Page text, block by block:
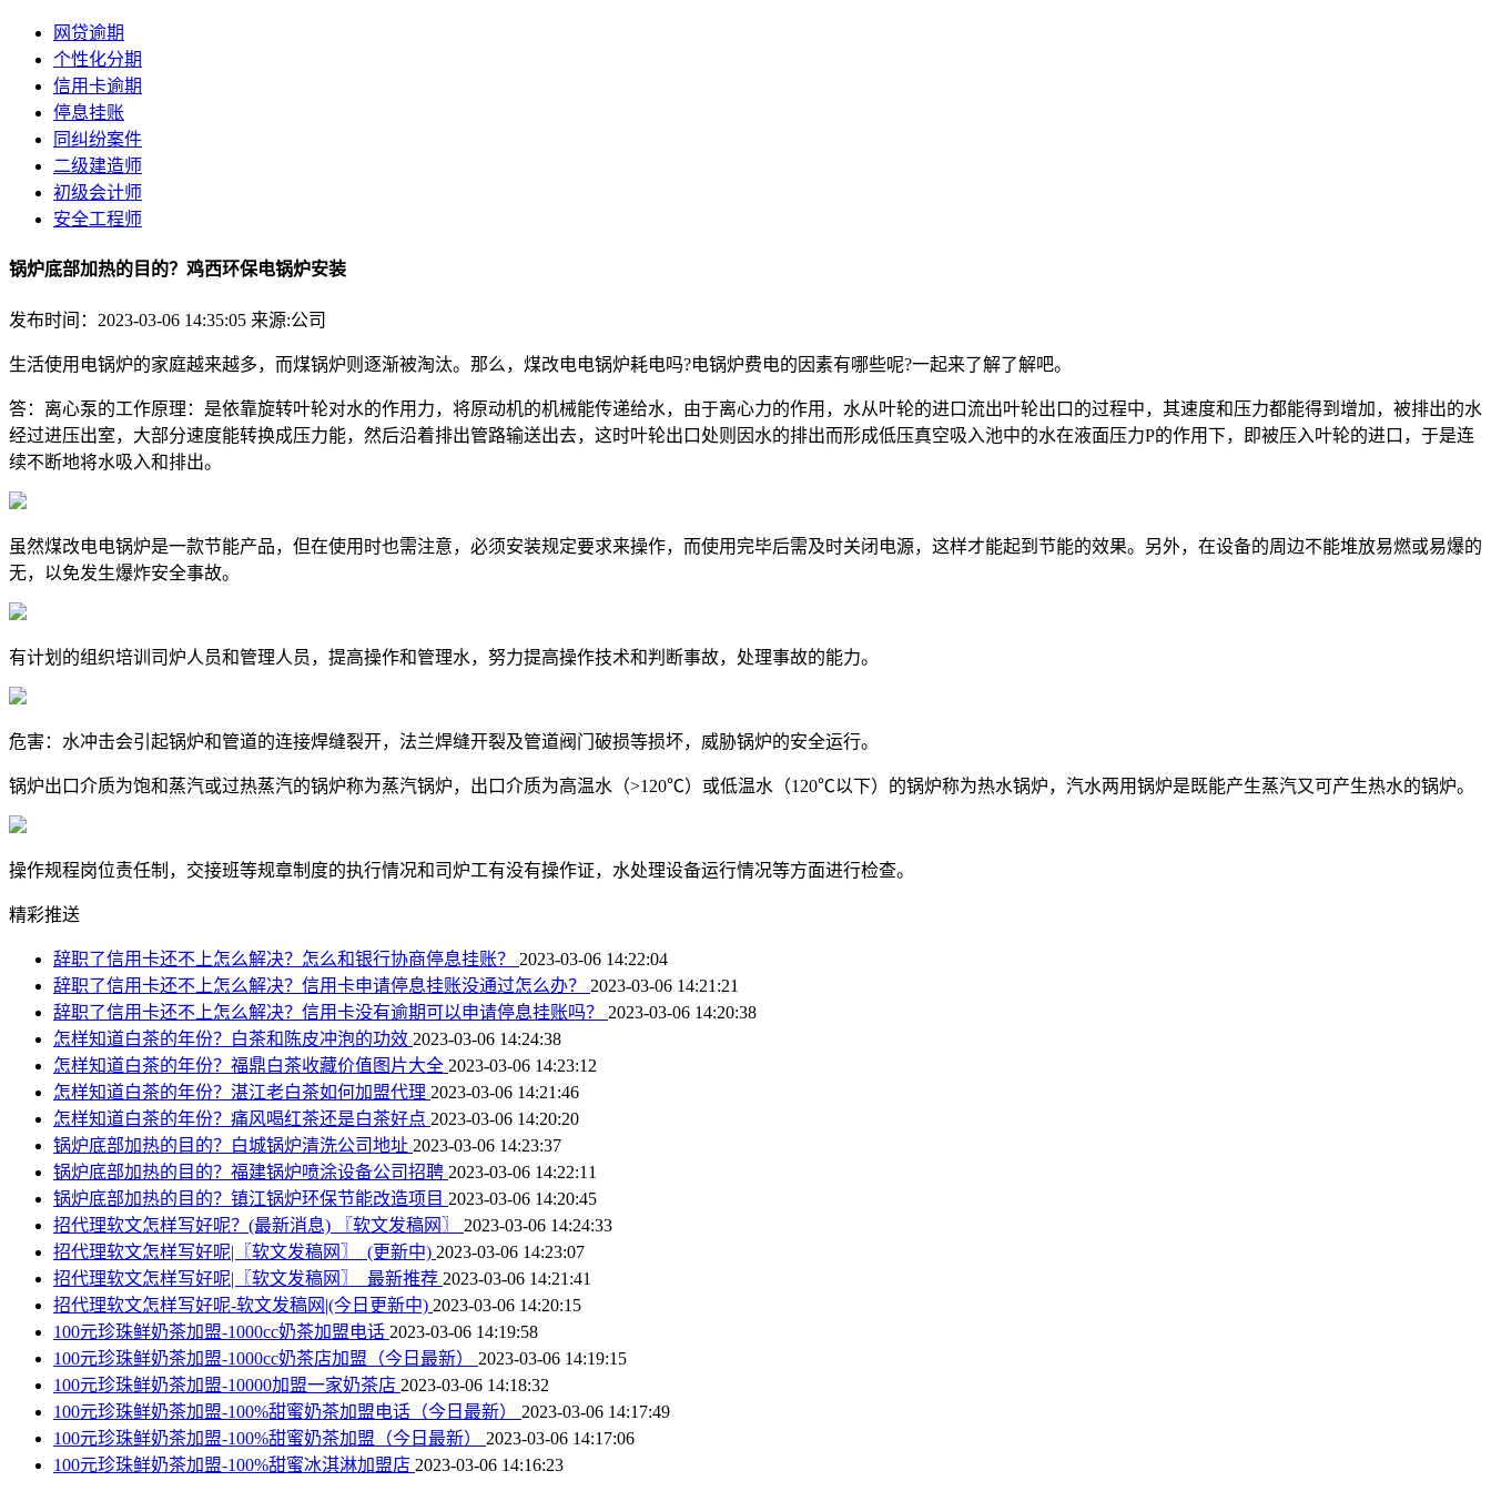
网贷逾期
个性化分期
信用卡逾期
停息挂账
同纠纷案件
二级建造师
初级会计师
安全工程师
锅炉底部加热的目的？鸡西环保电锅炉安装
发布时间：2023-03-06 14:35:05 来源:公司
生活使用电锅炉的家庭越来越多，而煤锅炉则逐渐被淘汰。那么，煤改电电锅炉耗电吗?电锅炉费电的因素有哪些呢?一起来了解了解吧。
答：离心泵的工作原理：是依靠旋转叶轮对水的作用力，将原动机的机械能传递给水，由于离心力的作用，水从叶轮的进口流出叶轮出口的过程中，其速度和压力都能得到增加，被排出的水
经过进压出室，大部分速度能转换成压力能，然后沿着排出管路输送出去，这时叶轮出口处则因水的排出而形成低压真空吸入池中的水在液面压力P的作用下，即被压入叶轮的进口，于是连
续不断地将水吸入和排出。
虽然煤改电电锅炉是一款节能产品，但在使用时也需注意，必须安装规定要求来操作，而使用完毕后需及时关闭电源，这样才能起到节能的效果。另外，在设备的周边不能堆放易燃或易爆的
无，以免发生爆炸安全事故。
有计划的组织培训司炉人员和管理人员，提高操作和管理水，努力提高操作技术和判断事故，处理事故的能力。
危害：水冲击会引起锅炉和管道的连接焊缝裂开，法兰焊缝开裂及管道阀门破损等损坏，威胁锅炉的安全运行。
锅炉出口介质为饱和蒸汽或过热蒸汽的锅炉称为蒸汽锅炉，出口介质为高温水（>120℃）或低温水（120℃以下）的锅炉称为热水锅炉，汽水两用锅炉是既能产生蒸汽又可产生热水的锅炉。
操作规程岗位责任制，交接班等规章制度的执行情况和司炉工有没有操作证，水处理设备运行情况等方面进行检查。
精彩推送
辞职了信用卡还不上怎么解决？怎么和银行协商停息挂账？ 2023-03-06 14:22:04
辞职了信用卡还不上怎么解决？信用卡申请停息挂账没通过怎么办？ 2023-03-06 14:21:21
辞职了信用卡还不上怎么解决？信用卡没有逾期可以申请停息挂账吗？ 2023-03-06 14:20:38
怎样知道白茶的年份？白茶和陈皮冲泡的功效 2023-03-06 14:24:38
怎样知道白茶的年份？福鼎白茶收藏价值图片大全 2023-03-06 14:23:12
怎样知道白茶的年份？湛江老白茶如何加盟代理 2023-03-06 14:21:46
怎样知道白茶的年份？痛风喝红茶还是白茶好点 2023-03-06 14:20:20
锅炉底部加热的目的？白城锅炉清洗公司地址 2023-03-06 14:23:37
锅炉底部加热的目的？福建锅炉喷涂设备公司招聘 2023-03-06 14:22:11
锅炉底部加热的目的？镇江锅炉环保节能改造项目 2023-03-06 14:20:45
招代理软文怎样写好呢？(最新消息) 〖软文发稿网〗 2023-03-06 14:24:33
招代理软文怎样写好呢|〖软文发稿网〗_(更新中) 2023-03-06 14:23:07
招代理软文怎样写好呢|〖软文发稿网〗_最新推荐 2023-03-06 14:21:41
招代理软文怎样写好呢-软文发稿网|(今日更新中) 2023-03-06 14:20:15
100元珍珠鲜奶茶加盟-1000cc奶茶加盟电话 2023-03-06 14:19:58
100元珍珠鲜奶茶加盟-1000cc奶茶店加盟（今日最新） 2023-03-06 14:19:15
100元珍珠鲜奶茶加盟-10000加盟一家奶茶店 2023-03-06 14:18:32
100元珍珠鲜奶茶加盟-100%甜蜜奶茶加盟电话（今日最新） 2023-03-06 14:17:49
100元珍珠鲜奶茶加盟-100%甜蜜奶茶加盟（今日最新） 2023-03-06 14:17:06
100元珍珠鲜奶茶加盟-100%甜蜜冰淇淋加盟店 2023-03-06 14:16:23